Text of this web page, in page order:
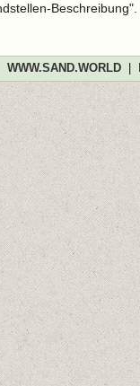
WWW.SAND.WORLD|